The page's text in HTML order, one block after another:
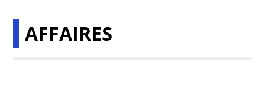
AFFAIRES